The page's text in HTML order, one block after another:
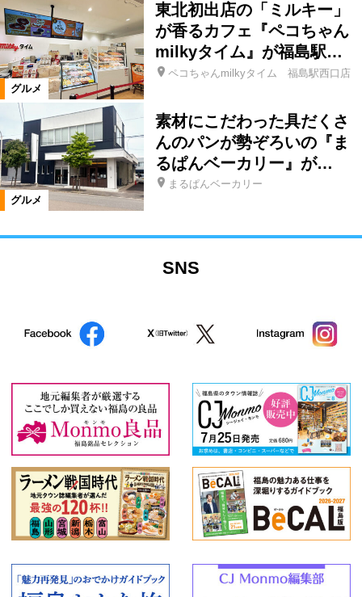
グルメ
東北初出店の「ミルキー」
が香るカフェ『ペコちゃん
milkyタイム』が福島駅…
ペコちゃんmilkyタイム 福島駅西口店
グルメ
素材にこだわった具だくさ
んのパンが勢ぞろいの『ま
るぱんベーカリー』が…
まるぱんベーカリー
SNS